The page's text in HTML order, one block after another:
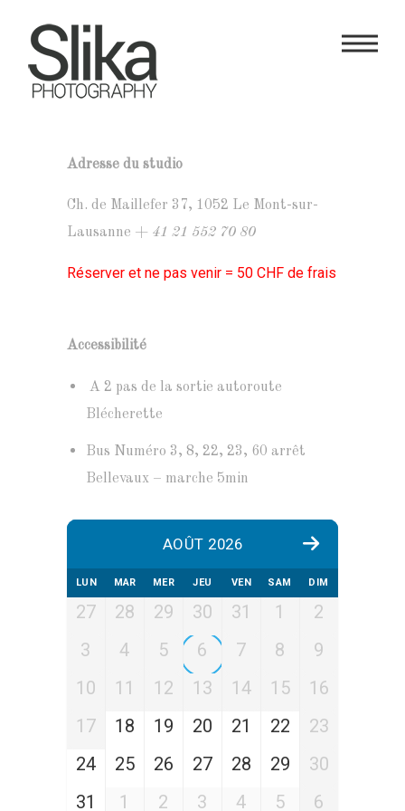
Adresse du studio
Ch. de Maillefer 37, 1052 Le Mont-sur-
Lausanne + 41 21 552 70 80
Réserver et ne pas venir = 50 CHF de frais
Accessibilité
A 2 pas de la sortie autoroute
Blécherette
Bus Numéro 3, 8, 22, 23, 60 arrêt
Bellevaux – marche 5min
AOÛT 2026
LUN MAR MER JEU VEN SAM DIM
27 28 29 30 31 1
2
3
4 5 6 7 8
9
10
11 12 13 14 15
16
17
18 19 20 21 22
23
24
25 26 27 28 29
30
31
1 2 3 4 5 6